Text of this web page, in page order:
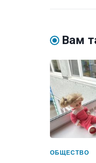
Вам
ОБЩЕСТВО